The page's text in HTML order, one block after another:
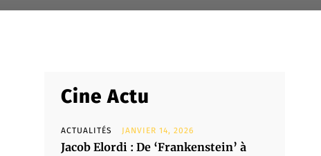
Cine Actu
ACTUALITÉS JANVIER 14, 2026
Jacob Elordi : De ‘Frankenstein’ à